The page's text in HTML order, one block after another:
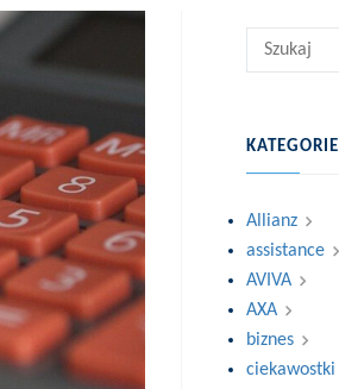
KATEGORIE
Allianz
assistance
AVIVA
AXA
biznes
ciekawostki